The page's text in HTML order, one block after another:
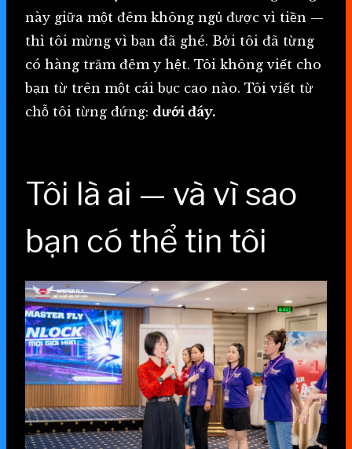
này giữa một đêm không ngủ được vì tiền —
thì tôi mừng vì bạn đã ghé. Bởi tôi đã từng
có hàng trăm đêm y hệt. Tôi không viết cho
bạn từ trên một cái bục cao nào. Tôi viết từ
chỗ tôi từng đứng: dưới đáy.
Tôi là ai — và vì sao
bạn có thể tin tôi